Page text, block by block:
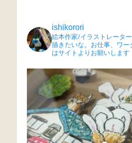
ishikorori
絵本作家/イラストレータ
描きたいな。お仕事、ワ
はサイトよりお願いします